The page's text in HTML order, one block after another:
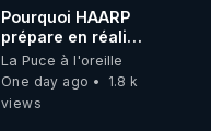
carbone.
Pourquoi HAARP
prépare en réalité
un CHAOS
climatique, on
répond
La Puce à l'oreille
One day ago
1.8 k
views